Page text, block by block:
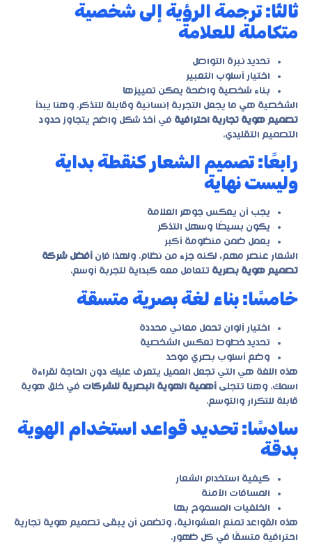
ثالثًا: ترجمة الرؤية إلى شخصية
متكاملة للعلامة
تحديد نبرة التواصل
اختيار أسلوب التعبير
بناء شخصية واضحة يمكن تمييزها
الشخصية هي ما يجعل التجربة إنسانية وقابلة للتذكر. وهنا يبدأ
تصميم هوية تجارية احترافية في أخذ شكل واضح يتجاوز حدود
التصميم التقليدي.
رابعًا: تصميم الشعار كنقطة بداية
وليست نهاية
يجب أن يعكس جوهر العلامة
يكون بسيطًا وسهل التذكر
يعمل ضمن منظومة أكبر
الشعار عنصر مهم، لكنه جزء من نظام. ولهذا فإن أفضل شركة
تصميم هوية بصرية تتعامل معه كبداية لتجربة أوسع.
خامسًا: بناء لغة بصرية متسقة
اختيار ألوان تحمل معاني محددة
تحديد خطوط تعكس الشخصية
وضع أسلوب بصري موحد
هذه اللغة هي التي تجعل العميل يتعرف عليك دون الحاجة لقراءة
اسمك. وهنا تتجلى أهمية الهوية البصرية للشركات في خلق هوية
قابلة للتكرار والتوسع.
سادسًا: تحديد قواعد استخدام الهوية
بدقة
كيفية استخدام الشعار
المسافات الآمنة
الخلفيات المسموح بها
هذه القواعد تمنع العشوائية، وتضمن أن يبقى تصميم هوية تجارية
احترافية متسقًا في كل ظهور.